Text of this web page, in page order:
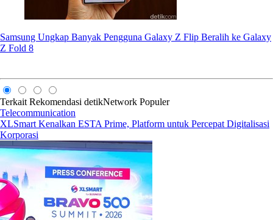
Samsung Ungkap Banyak Pengguna Galaxy Z Flip Beralih ke Galaxy
Z Fold 8
Terkait Rekomendasi detikNetwork Populer
Telecommunication
XLSmart Kenalkan ESTA Prime, Platform untuk Percepat Digitalisasi
Korporasi